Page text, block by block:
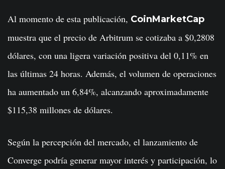
Al momento de esta publicación, CoinMarketCap
muestra que el precio de Arbitrum se cotizaba a $0,2808
dólares, con una ligera variación positiva del 0,11% en
las últimas 24 horas. Además, el volumen de operaciones
ha aumentado un 6,84%, alcanzando aproximadamente
$115,38 millones de dólares.
Según la percepción del mercado, el lanzamiento de
Converge podría generar mayor interés y participación, lo